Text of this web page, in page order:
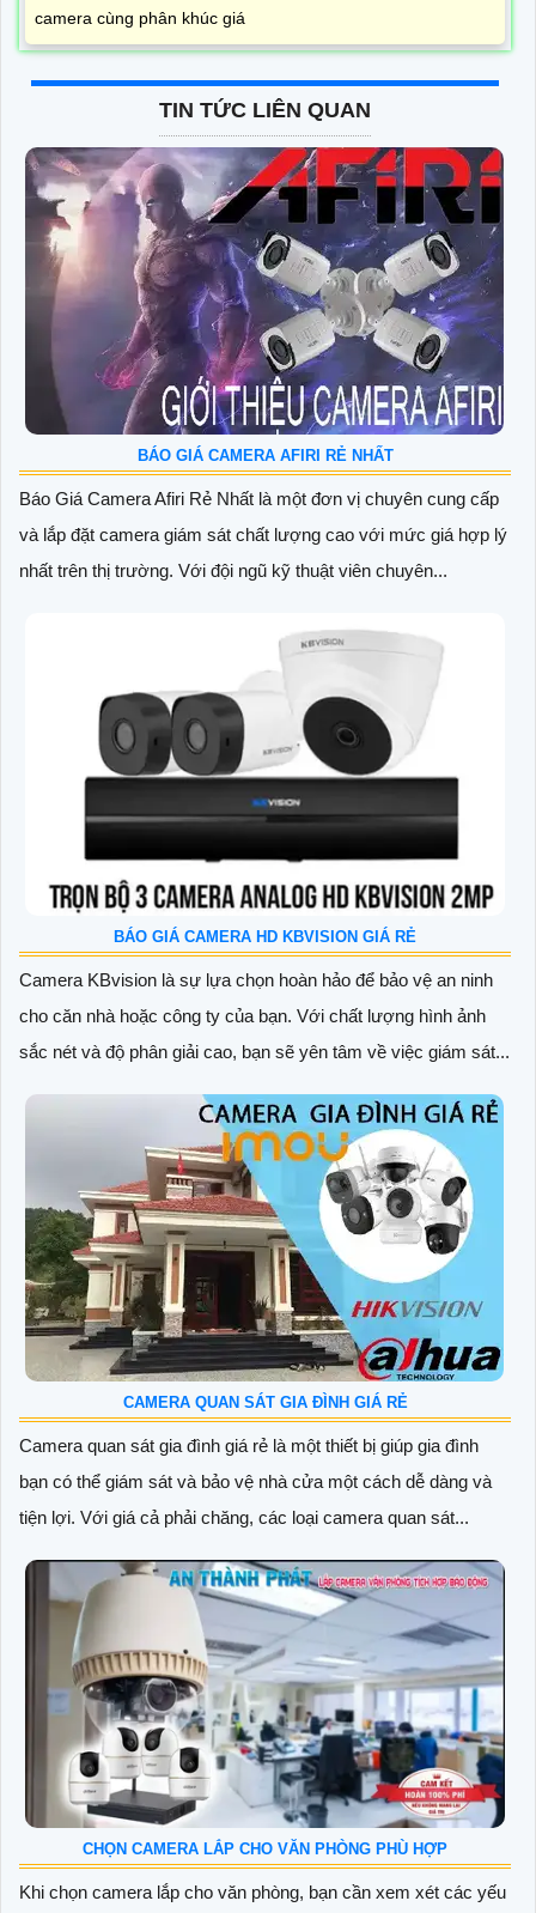
camera cùng phân khúc giá
TIN TỨC LIÊN QUAN
BÁO GIÁ CAMERA AFIRI RẺ NHẤT
Báo Giá Camera Afiri Rẻ Nhất là một đơn vị chuyên cung cấp
và lắp đặt camera giám sát chất lượng cao với mức giá hợp lý
nhất trên thị trường. Với đội ngũ kỹ thuật viên chuyên...
BÁO GIÁ CAMERA HD KBVISION GIÁ RẺ
Camera KBvision là sự lựa chọn hoàn hảo để bảo vệ an ninh
cho căn nhà hoặc công ty của bạn. Với chất lượng hình ảnh
sắc nét và độ phân giải cao, bạn sẽ yên tâm về việc giám sát...
CAMERA QUAN SÁT GIA ĐÌNH GIÁ RẺ
Camera quan sát gia đình giá rẻ là một thiết bị giúp gia đình
bạn có thể giám sát và bảo vệ nhà cửa một cách dễ dàng và
tiện lợi. Với giá cả phải chăng, các loại camera quan sát...
CHỌN CAMERA LẮP CHO VĂN PHÒNG PHÙ HỢP
Khi chọn camera lắp cho văn phòng, bạn cần xem xét các yếu